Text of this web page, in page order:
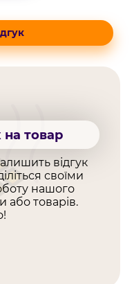
на товар
відгук
своїми
нашого
або товарів.